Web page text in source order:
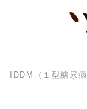
IDDM（１型糖尿